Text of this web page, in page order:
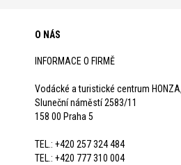
O NÁS
INFORMACE O FIRMĚ
Vodácké a turistické centrum
Sluneční náměstí 2583/11
158 00 Praha 5
TEL.: +420 257 324 484
TEL.: +420 777 310 004